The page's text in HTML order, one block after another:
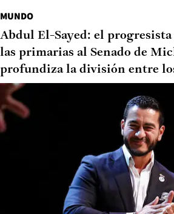
MUNDO
Abdul El-Sayed: el
las primarias al Senado de
profundiza la división entre